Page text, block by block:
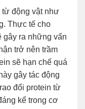
động vật như
Thực tế cho
gây ra những vấn
trở nên trầm
sẽ hạn chế quá
gây tác động
đổi protein từ
kể trong cơ